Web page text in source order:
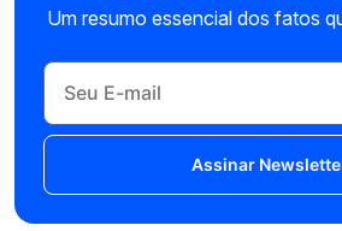
Um resumo essencial dos fatos
Assinar